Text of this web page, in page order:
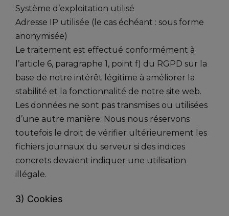
Système d’exploitation utilisé
Adresse IP utilisée (le cas échéant : sous forme
anonymisée)
Le traitement est effectué conformément à
l’article 6, paragraphe 1, point f) du RGPD sur la
base de notre intérêt légitime à améliorer la
stabilité et la fonctionnalité de notre site web.
Les données ne sont pas transmises ou utilisées
d’une autre manière. Nous nous réservons
toutefois le droit de vérifier ultérieurement les
fichiers journaux du serveur si des indices
concrets devaient indiquer une utilisation
illégale.
3) Cookies